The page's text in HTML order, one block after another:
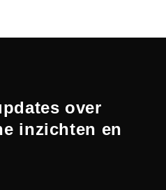
over
inzichten en